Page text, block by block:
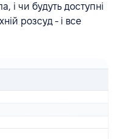
і чи будуть доступні
розсуд - і все